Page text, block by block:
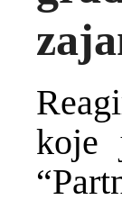
koje